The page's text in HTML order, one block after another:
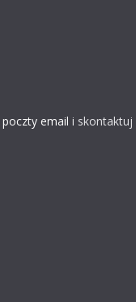
email i skontaktuj